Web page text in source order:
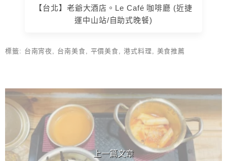
【台北】老爺大酒店。Le Café 咖啡廳 (近捷
運中山站/自助式晚餐)
標籤: 台南宵夜 台南美食 平價美食 ,港式料理 美食推薦
上 / 下一篇文章
上一篇文章